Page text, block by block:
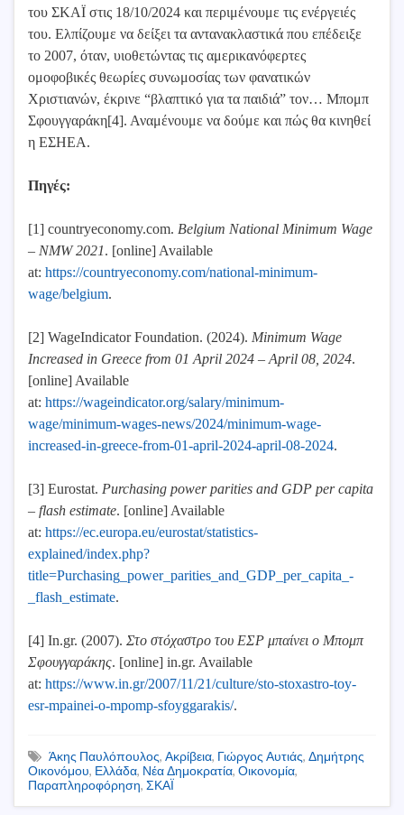
του ΣΚΑΪ στις 18/10/2024 και περιμένουμε τις ενέργειές
του. Ελπίζουμε να δείξει τα αντανακλαστικά που επέδειξε
το 2007, όταν, υιοθετώντας τις αμερικανόφερτες
ομοφοβικές θεωρίες συνωμοσίας των φανατικών
Χριστιανών, έκρινε “βλαπτικό για τα παιδιά” τον… Μπομπ
Σφουγγαράκη[4]. Αναμένουμε να δούμε και πώς θα κινηθεί
η ΕΣΗΕΑ.
Πηγές:
[1] countryeconomy.com. Belgium National Minimum Wage
– NMW 2021. [online] Available
at: https://countryeconomy.com/national-minimum-
wage/belgium.
[2] WageIndicator Foundation. (2024). Minimum Wage
Increased in Greece from 01 April 2024 – April 08, 2024.
[online] Available
at: https://wageindicator.org/salary/minimum-
wage/minimum-wages-news/2024/minimum-wage-
increased-in-greece-from-01-april-2024-april-08-2024.
[3] Eurostat. Purchasing power parities and GDP per capita
– flash estimate. [online] Available
at: https://ec.europa.eu/eurostat/statistics-
explained/index.php?
title=Purchasing_power_parities_and_GDP_per_capita_-
_flash_estimate.
[4] In.gr. (2007). Στο στόχαστρο του ΕΣΡ μπαίνει ο Μπομπ
Σφουγγαράκης. [online] in.gr. Available
at: https://www.in.gr/2007/11/21/culture/sto-stoxastro-toy-
esr-mpainei-o-mpomp-sfoyggarakis/.
Άκης Παυλόπουλος, Ακρίβεια, Γιώργος Αυτιάς, Δημήτρης
Οικονόμου, Ελλάδα, Νέα Δημοκρατία, Οικονομία,
Παραπληροφόρηση, ΣΚΑΪ